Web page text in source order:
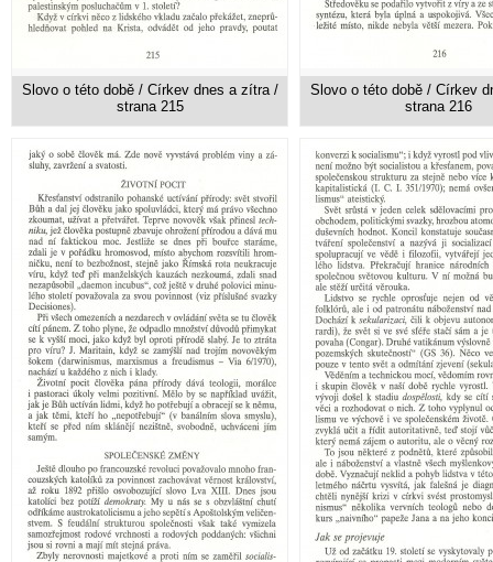
Slovo o této době / Církev dnes a zítra /
strana 215
Slovo o této době / Církev
strana 216